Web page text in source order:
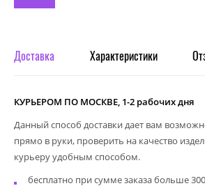
ЗАКАЗ
Доставка Характеристики
КУРЬЕРОМ ПО МОСКВЕ, 1-2 рабочих дня
Данный способ доставки дает вам
прямо в руки, проверить на качество
курьеру удобным способом.
бесплатно при сумме заказа больше